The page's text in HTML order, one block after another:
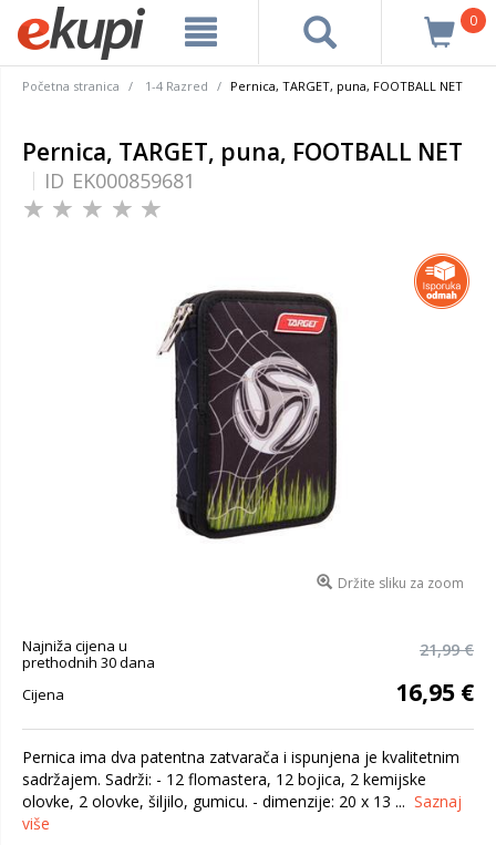
0
Početna stranica 1-4 Razred Pernica, TARGET, puna, FOOTBALL NET
Pernica, TARGET, puna, FOOTBALL NET
ID EK000859681
Držite sliku za zoom
Najniža cijena u
prethodnih 30 dana
21,99 €
Cijena 16,95 €
Pernica ima dva patentna zatvarača i ispunjena je kvalitetnim
sadržajem. Sadrži: - 12 flomastera, 12 bojica, 2 kemijske
olovke, 2 olovke, šiljilo, gumicu. - dimenzije: 20 x 13 ... Saznaj
više